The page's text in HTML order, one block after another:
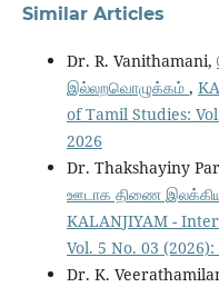
Similar Articles
Dr. R. Vanithamani,
இல்லறவொழுக்கம் ,
of Tamil Studies:
2026
Dr. Thakshayiny
ஊடாக திணை
KALANJIYAM -
Vol. 5 No. 03
Dr. K.